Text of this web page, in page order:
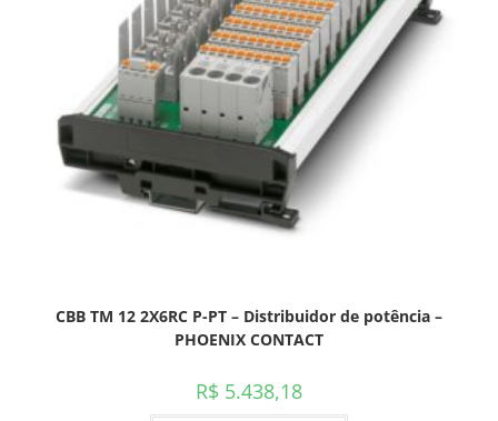
CBB TM 12 2X6RC P-PT – Distribuidor de potência –
PHOENIX CONTACT
R$ 5.438,18